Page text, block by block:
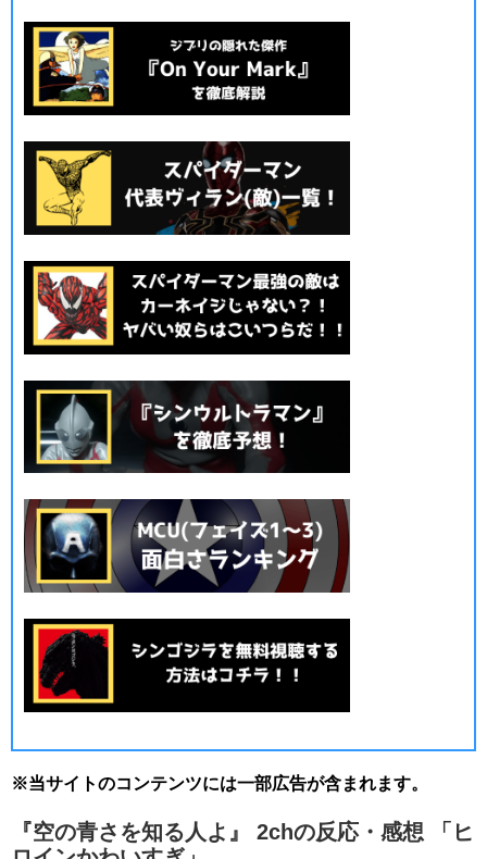
※当サイトのコンテンツには一部広告が含まれます。
『空の青さを知る人よ』 2chの反応・感想 「ヒ